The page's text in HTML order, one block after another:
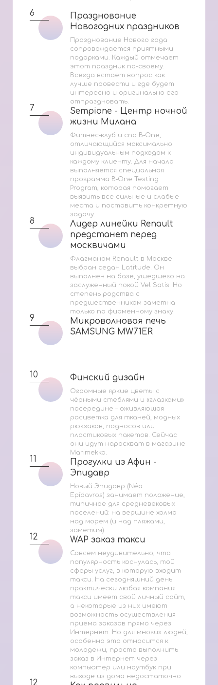
6
Празднование
Новогодних праздников
Празднование
Новогодних праздников
Празднование Нового года
сопровождается приятными
подарками. Каждый отмечает
этот праздник по-своему.
Всегда встает вопрос как
лучше провести и где будет
интересно и оригинально его
отпраздновать.
7
Sempione - Центр ночной
жизни Милана
Sempione - Центр ночной
жизни Милана
Фитнес‑клуб и спа B‑One,
отличающийся максимально
индивидуальным подходом к
каждому клиенту. Для начала
выполняется специальная
программа B‑One Testing
Program, которая помогает
выявить все сильные и слабые
места и поставить конкретную
задачу.
8
Лидер линейки Renault
предстанет перед
москвичами
Лидер линейки Renault
предстанет перед
москвичами
Флагманом Renault в Москве
выбран седан Latitude. Он
выполнен на базе, ушедшего на
заслуженный покой Vel Satis. Но
степень родства с
предшественником заметна
только по фирменному знаку.
9
Микроволновая печь
SAMSUNG MW71ER
Микроволновая печь
SAMSUNG MW71ER
10 Финский дизайн
Финский дизайн
Огромные яркие цветы с
чёрными стеблями и «глазками»
посередине – оживляющая
расцветка для тканей, модных
рюкзаков, подносов или
пластиковых пакетов. Сейчас
они идут нарасхват в магазине
Marimekko.
11
Прогулки из Афин -
Эпидавр
Прогулки из Афин -
Эпидавр
Новый Эпидавр (Néa
Epídavros) занимает положение,
типичное для средневековых
поселений: на вершине холма
над морем (и над пляжами,
заметим).
12 WAP заказ такси
WAP заказ такси
Совсем неудивительно, что
популярность коснулась, той
сферы услуг, в которую входит
такси. На сегодняшний день
практически любая компания
такси имеет свой личный сайт,
а некоторые из них имеют
возможность осуществления
приема заказов прямо через
Интернет. Но для многих людей,
особенно это относится к
молодежи, просто выполнить
заказ в Интернет через
компьютер или ноутбук при
выходе из дома недостаточно
12